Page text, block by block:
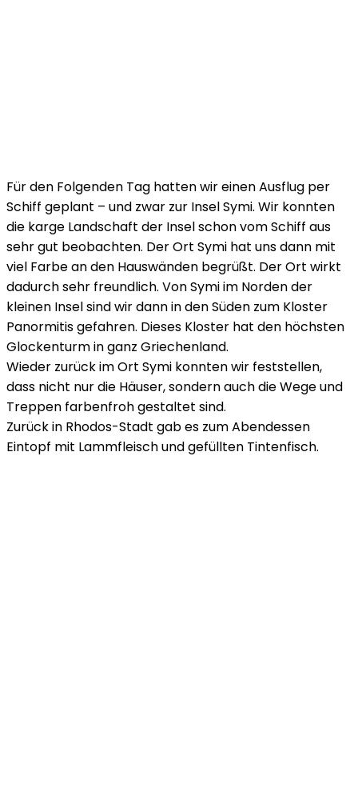
Für den Folgenden Tag hatten wir einen Ausflug per
Schiff geplant – und zwar zur Insel Symi. Wir konnten
die karge Landschaft der Insel schon vom Schiff aus
sehr gut beobachten. Der Ort Symi hat uns dann mit
viel Farbe an den Hauswänden begrüßt. Der Ort wirkt
dadurch sehr freundlich. Von Symi im Norden der
kleinen Insel sind wir dann in den Süden zum Kloster
Panormitis gefahren. Dieses Kloster hat den höchsten
Glockenturm in ganz Griechenland.
Wieder zurück im Ort Symi konnten wir feststellen,
dass nicht nur die Häuser, sondern auch die Wege und
Treppen farbenfroh gestaltet sind.
Zurück in Rhodos-Stadt gab es zum Abendessen
Eintopf mit Lammfleisch und gefüllten Tintenfisch.